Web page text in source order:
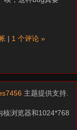
| 1 个评论 »
主题提供支持.
核浏览器和1024*768